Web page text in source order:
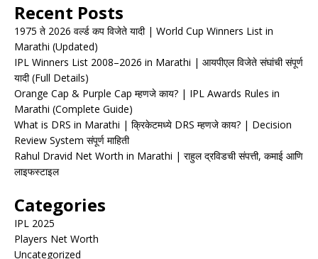
Recent Posts
1975 ते 2026 वर्ल्ड कप विजेते यादी | World Cup Winners List in
Marathi (Updated)
IPL Winners List 2008–2026 in Marathi | आयपीएल विजेते संघांची संपूर्ण
यादी (Full Details)
Orange Cap & Purple Cap म्हणजे काय? | IPL Awards Rules in
Marathi (Complete Guide)
What is DRS in Marathi | क्रिकेटमध्ये DRS म्हणजे काय? | Decision
Review System संपूर्ण माहिती
Rahul Dravid Net Worth in Marathi | राहुल द्रविडची संपत्ती, कमाई आणि
लाइफस्टाइल
Categories
IPL 2025
Players Net Worth
Uncategorized